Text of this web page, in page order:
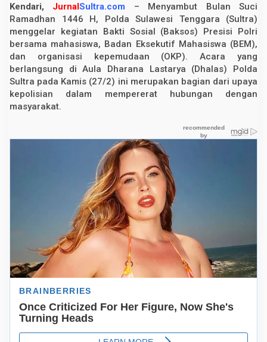
a
l
u
r
k
n
1
6
0
e
o
J
e
l
a
n
m
d
h
n
Kendari, JurnalSultra.com – Menyambut Bulan Suci
Ramadhan 1446 H, Polda Sulawesi Tenggara (Sultra)
menggelar kegiatan Bakti Sosial (Baksos) Presisi Polri
bersama mahasiswa, Badan Eksekutif Mahasiswa (BEM),
dan organisasi kepemudaan (OKP). Acara yang
berlangsung di Aula Dharana Lastarya (Dhalas) Polda
Sultra pada Kamis (27/2) ini merupakan bagian dari upaya
kepolisian dalam mempererat hubungan dengan
masyarakat.